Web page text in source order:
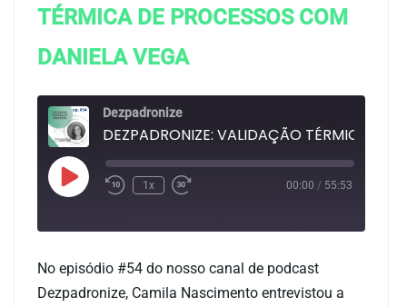
TÉRMICA DE PROCESSOS COM
DANIELA VEGA
Dezpadronize
1x 00:00 / 55:53
No episódio #54 do nosso canal de podcast
Dezpadronize, Camila Nascimento entrevistou a